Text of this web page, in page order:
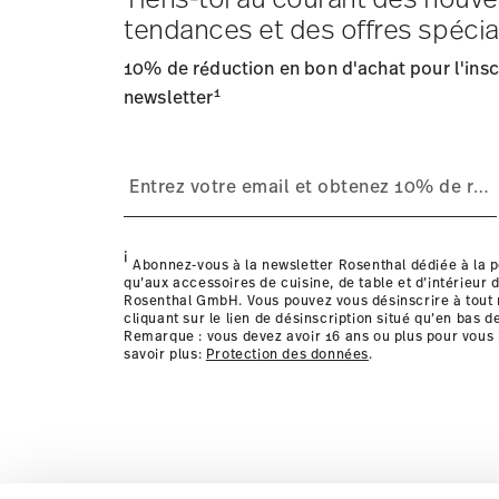
Délai de livraison: 5-7 jours ouvrables pour les articles
: Nous livrons
Suivi: Vous recevrez un code de suivi par e-mail dès
Retours: Pour les retours, veuillez utiliser notre
les détails pour chaque pays de livraison ici
tendances et des offres
10% de réduction en bon d'achat pour
newsletter1
i Abonnez-vous à la newsletter Rosenthal dédiée à la
qu’aux accessoires de cuisine, de table et d’intérieur
Rosenthal GmbH. Vous pouvez vous désinscrire à tout
cliquant sur le lien de désinscription situé qu’en bas
Remarque : vous devez avoir 16 ans ou plus pour
savoir plus: Protection des données.